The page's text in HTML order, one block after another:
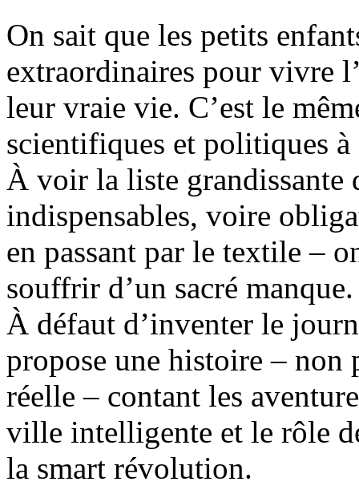
On sait que les petits
extraordinaires pour vivre
leur vraie vie. C’est le
scientifiques et politiques
À voir la liste grandissante
indispensables, voire
en passant par le textile –
souffrir d’un sacré manque.
À défaut d’inventer le
propose une histoire – non
réelle – contant les
ville intelligente et le rôle
la smart révolution.